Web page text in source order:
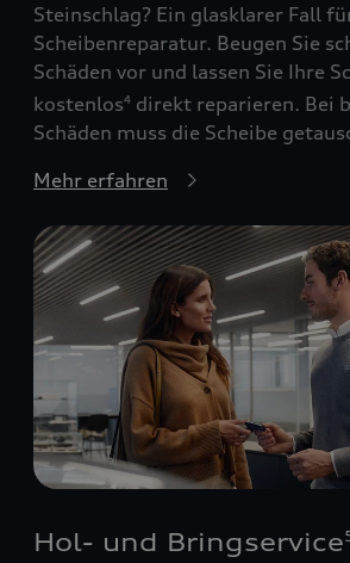
Steinschlag? Ein glasklarer Fall
Scheibenreparatur. Beugen Sie
Schäden vor und lassen Sie Ihre
kostenlos4 direkt reparieren. Bei
Schäden muss die Scheibe
Mehr erfahren
Hol- und Bringservice